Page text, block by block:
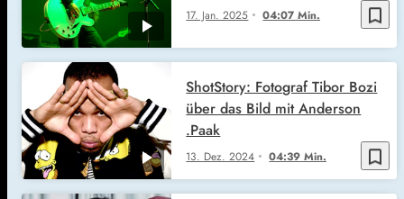
bookmark_border
17. Jan. 2025 04:07 Min.
bookmark_border
13. Dez. 2024 04:39 Min.
ShotStory: Fotograf Tibor Bozi
über das Bild mit Anderson
.Paak